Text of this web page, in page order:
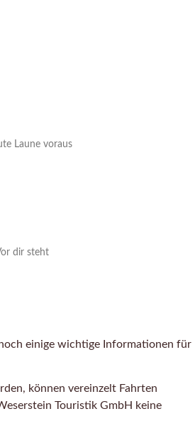
Laune voraus
dir steht
einige wichtige Informationen für
können vereinzelt Fahrten
Touristik GmbH keine